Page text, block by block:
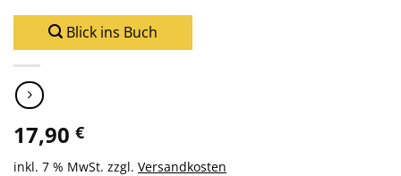
Blick ins Buch
17,90 €
inkl. 7 % MwSt. zzgl. Versandkosten